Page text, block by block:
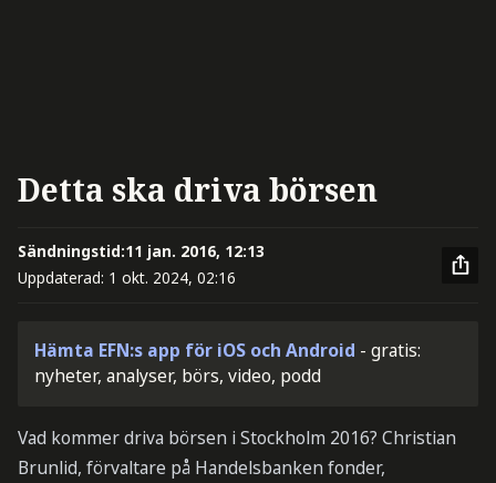
Detta ska driva börsen
Sändningstid:11 jan. 2016, 12:13
Uppdaterad: 1 okt. 2024, 02:16
Hämta EFN:s app för iOS och Android - gratis:
nyheter, analyser, börs, video, podd
Vad kommer driva börsen i Stockholm 2016? Christian
Brunlid, förvaltare på Handelsbanken fonder,